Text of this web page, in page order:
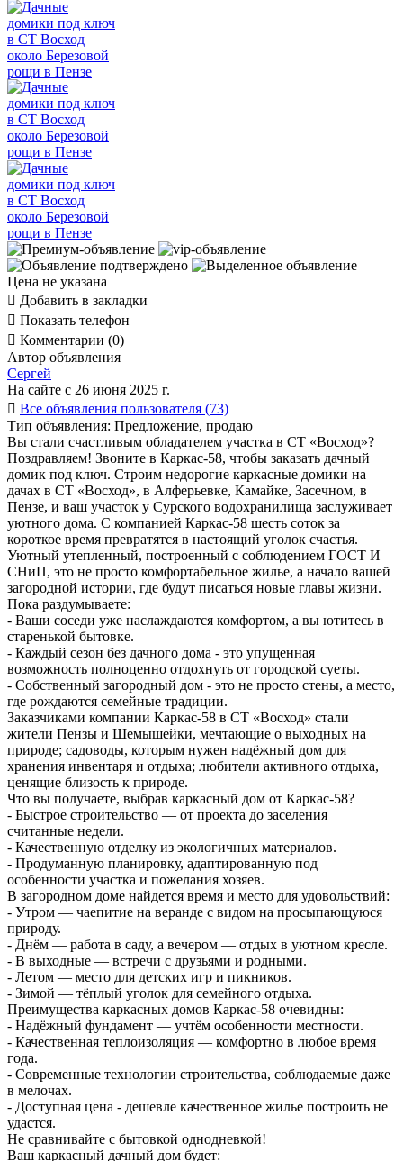
Цена не указана
 Добавить в закладки
 Показать телефон
 Комментарии (0)
Автор объявления
Сергей
На сайте с 26 июня 2025 г.
 Все объявления пользователя (73)
Тип объявления: Предложение, продаю
Вы стали счастливым обладателем участка в СТ «Восход»?
Поздравляем! Звоните в Каркас-58, чтобы заказать дачный
домик под ключ. Строим недорогие каркасные домики на
дачах в СТ «Восход», в Алферьевке, Камайке, Засечном, в
Пензе, и ваш участок у Сурского водохранилища заслуживает
уютного дома. С компанией Каркас-58 шесть соток за
короткое время превратятся в настоящий уголок счастья.
Уютный утепленный, построенный с соблюдением ГОСТ И
СНиП, это не просто комфортабельное жилье, а начало вашей
загородной истории, где будут писаться новые главы жизни.
Пока раздумываете:
- Ваши соседи уже наслаждаются комфортом, а вы ютитесь в
старенькой бытовке.
- Каждый сезон без дачного дома - это упущенная
возможность полноценно отдохнуть от городской суеты.
- Собственный загородный дом - это не просто стены, а место,
где рождаются семейные традиции.
Заказчиками компании Каркас-58 в СТ «Восход» стали
жители Пензы и Шемышейки, мечтающие о выходных на
природе; садоводы, которым нужен надёжный дом для
хранения инвентаря и отдыха; любители активного отдыха,
ценящие близость к природе.
Что вы получаете, выбрав каркасный дом от Каркас-58?
- Быстрое строительство — от проекта до заселения
считанные недели.
- Качественную отделку из экологичных материалов.
- Продуманную планировку, адаптированную под
особенности участка и пожелания хозяев.
В загородном доме найдется время и место для удовольствий:
- Утром — чаепитие на веранде с видом на просыпающуюся
природу.
- Днём — работа в саду, а вечером — отдых в уютном кресле.
- В выходные — встречи с друзьями и родными.
- Летом — место для детских игр и пикников.
- Зимой — тёплый уголок для семейного отдыха.
Преимущества каркасных домов Каркас-58 очевидны:
- Надёжный фундамент — учтём особенности местности.
- Качественная теплоизоляция — комфортно в любое время
года.
- Современные технологии строительства, соблюдаемые даже
в мелочах.
- Доступная цена - дешевле качественное жилье построить не
удастся.
Не сравнивайте с бытовкой однодневкой!
Ваш каркасный дачный дом будет: